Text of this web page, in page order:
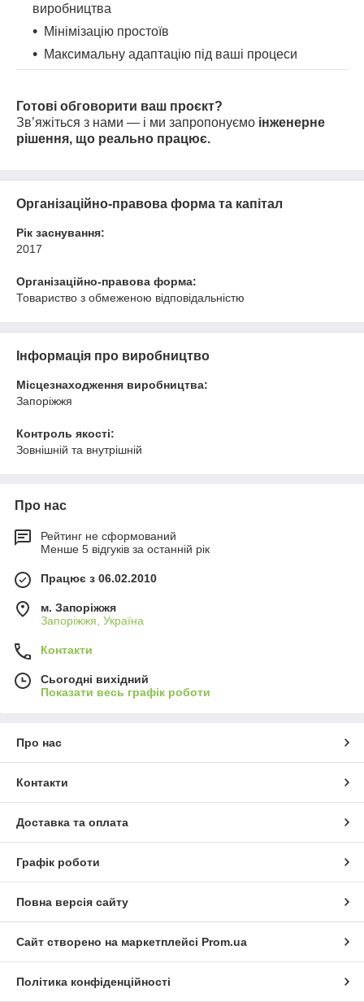
виробництва
Мінімізацію простоїв
Максимальну адаптацію під ваші процеси
Готові обговорити ваш проєкт?
Зв’яжіться з нами — і ми запропонуємо інженерне
рішення, що реально працює.
Організаційно-правова форма та капітал
Рік заснування:
2017
Організаційно-правова форма:
Товариство з обмеженою відповідальністю
Інформація про виробництво
Місцезнаходження виробництва:
Запоріжжя
Контроль якості:
Зовнішній та внутрішній
Про нас
Рейтинг не сформований
Менше 5 відгуків за останній рік
Працює з 06.02.2010
м. Запоріжжя
Запоріжжя, Україна
Контакти
Сьогодні вихідний
Показати весь графік роботи
Про нас
Контакти
Доставка та оплата
Графік роботи
Повна версія сайту
Сайт створено на маркетплейсі Prom.ua
Політика конфіденційності